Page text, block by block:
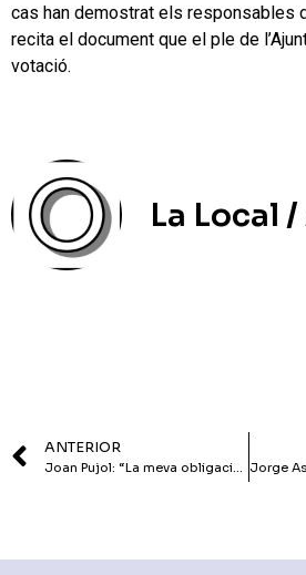
cas han demostrat els responsables
recita el document que el ple de
votació.
La Local
ANTERIOR
Joan Pujol: “La meva obligació és la de continuar ajudant al poble”